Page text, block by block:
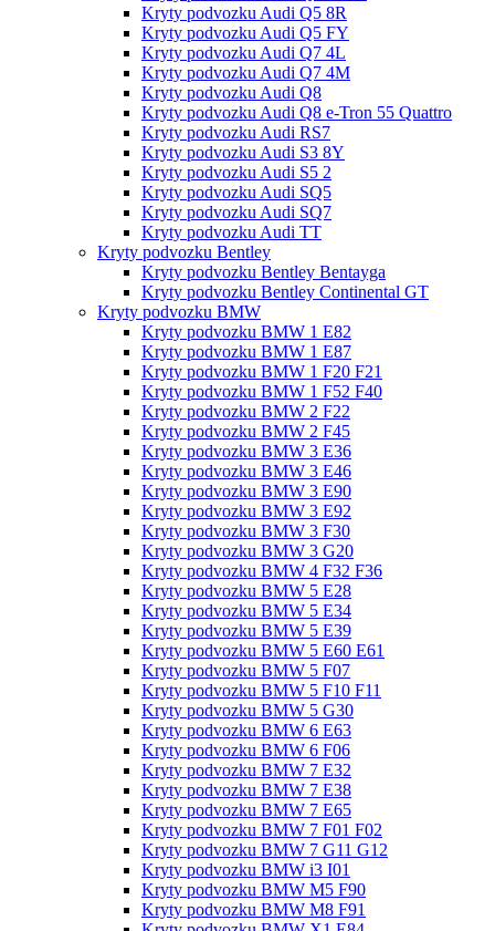
Kryty podvozku Audi Q5 8R
Kryty podvozku Audi Q5 FY
Kryty podvozku Audi Q7 4L
Kryty podvozku Audi Q7 4M
Kryty podvozku Audi Q8
Kryty podvozku Audi Q8 e-Tron 55 Quattro
Kryty podvozku Audi RS7
Kryty podvozku Audi S3 8Y
Kryty podvozku Audi S5 2
Kryty podvozku Audi SQ5
Kryty podvozku Audi SQ7
Kryty podvozku Audi TT
Kryty podvozku Bentley
Kryty podvozku Bentley Bentayga
Kryty podvozku Bentley Continental GT
Kryty podvozku BMW
Kryty podvozku BMW 1 E82
Kryty podvozku BMW 1 E87
Kryty podvozku BMW 1 F20 F21
Kryty podvozku BMW 1 F52 F40
Kryty podvozku BMW 2 F22
Kryty podvozku BMW 2 F45
Kryty podvozku BMW 3 E36
Kryty podvozku BMW 3 E46
Kryty podvozku BMW 3 E90
Kryty podvozku BMW 3 E92
Kryty podvozku BMW 3 F30
Kryty podvozku BMW 3 G20
Kryty podvozku BMW 4 F32 F36
Kryty podvozku BMW 5 E28
Kryty podvozku BMW 5 E34
Kryty podvozku BMW 5 E39
Kryty podvozku BMW 5 E60 E61
Kryty podvozku BMW 5 F07
Kryty podvozku BMW 5 F10 F11
Kryty podvozku BMW 5 G30
Kryty podvozku BMW 6 E63
Kryty podvozku BMW 6 F06
Kryty podvozku BMW 7 E32
Kryty podvozku BMW 7 E38
Kryty podvozku BMW 7 E65
Kryty podvozku BMW 7 F01 F02
Kryty podvozku BMW 7 G11 G12
Kryty podvozku BMW i3 I01
Kryty podvozku BMW M5 F90
Kryty podvozku BMW M8 F91